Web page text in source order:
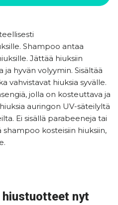
Shampoo antaa
Jättää hiuksiin
ja hyvän volyymin. Sisältää
vahvistavat hiuksia syvälle.
jolla on kosteuttava ja
auringon UV-säteilyltä
Ei sisällä parabeeneja tai
shampoo kosteisiin hiuksiin,
nyt